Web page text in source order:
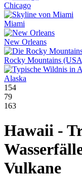
Chicago
Miami
New Orleans
Rocky Mountains
Alaska
154
79
163
Hawaii -
Vulkane